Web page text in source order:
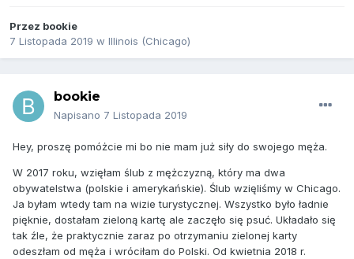
Przez bookie
7 Listopada 2019 w Illinois (Chicago)
bookie
Napisano 7 Listopada 2019
Hey, proszę pomóżcie mi bo nie mam już siły do swojego męża.
W 2017 roku, wzięłam ślub z mężczyzną, który ma dwa
obywatelstwa (polskie i amerykańskie). Ślub wzięliśmy w Chicago.
Ja byłam wtedy tam na wizie turystycznej. Wszystko było ładnie
pięknie, dostałam zieloną kartę ale zaczęło się psuć. Układało się
tak źle, że praktycznie zaraz po otrzymaniu zielonej karty
odeszłam od męża i wróciłam do Polski. Od kwietnia 2018 r.